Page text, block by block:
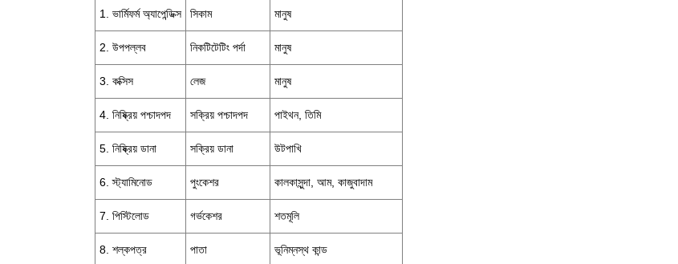
1. ভার্মিফর্ম অ্যাপেন্ডিক্স সিকাম মানুষ
2. উপপল্লব নিকটিটেটিং পর্দা মানুষ
3. কক্সিস লেজ মানুষ
4. নিষ্ক্রিয় পশ্চাদপদ সক্রিয় পশ্চাদপদ পাইথন, তিমি
5. নিষ্ক্রিয় ডানা সক্রিয় ডানা উটপাখি
6. স্ট্যামিনোড পুংকেশর কালকাসুন্দা, আম, কাজুবাদাম
7. পিস্টিলোড গর্ভকেশর শতমূলি
8. শল্কপত্র পাতা ভূনিম্নস্থ কান্ড